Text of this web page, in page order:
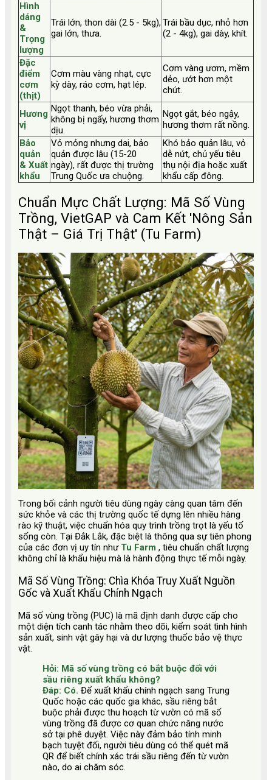
Hình
dáng
&
Trọng
lượng
Trái lớn, thon dài (2.5 - 5kg),
gai lớn, thưa.
Trái bầu dục, nhỏ hơn
(2 - 4kg), gai dày, khít.
Đặc
điểm
cơm
(thịt)
Cơm màu vàng nhạt, cực
kỳ dày, ráo cơm, hạt lép.
Cơm vàng ươm, mềm
dẻo, ướt hơn một
chút.
Hương
vị
Ngọt thanh, béo vừa phải,
không bị ngấy, hương thơm
dịu.
Ngọt gắt, béo ngậy,
hương thơm rất nồng.
Bảo
quản
& Xuất
khẩu
Vỏ mỏng nhưng dai, bảo
quản được lâu (15-20
ngày), rất được thị trường
Trung Quốc ưa chuộng.
Khó bảo quản lâu, vỏ
dễ nứt, chủ yếu tiêu
thụ nội địa hoặc xuất
khẩu cấp đông.
Chuẩn Mực Chất Lượng: Mã Số Vùng
Trồng, VietGAP và Cam Kết 'Nông Sản
Thật – Giá Trị Thật' (Tu Farm)
Trong bối cảnh người tiêu dùng ngày càng quan tâm đến
sức khỏe và các thị trường quốc tế dựng lên nhiều hàng
rào kỹ thuật, việc chuẩn hóa quy trình trồng trọt là yếu tố
sống còn. Tại Đắk Lắk, đặc biệt là thông qua sự tiên phong
của các đơn vị uy tín như Tu Farm , tiêu chuẩn chất lượng
không chỉ là khẩu hiệu mà là hành động thực tế mỗi ngày.
Mã Số Vùng Trồng: Chìa Khóa Truy Xuất Nguồn
Gốc và Xuất Khẩu Chính Ngạch
Mã số vùng trồng (PUC) là mã định danh được cấp cho
một diện tích canh tác nhằm theo dõi, kiểm soát tình hình
sản xuất, sinh vật gây hại và dư lượng thuốc bảo vệ thực
vật.
Hỏi: Mã số vùng trồng có bắt buộc đối với
sầu riêng xuất khẩu không?
Đáp: Có. Để xuất khẩu chính ngạch sang Trung
Quốc hoặc các quốc gia khác, sầu riêng bắt
buộc phải được thu hoạch từ vườn có mã số
vùng trồng đã được cơ quan chức năng nước
sở tại phê duyệt. Việc này đảm bảo tính minh
bạch tuyệt đối, người tiêu dùng có thể quét mã
QR để biết chính xác trái sầu riêng đến từ vườn
nào, do ai chăm sóc.